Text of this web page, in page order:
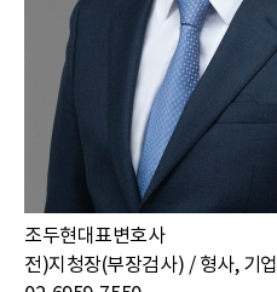
조두현대표변호사
전)지청장(부장검사) / 형사, 기